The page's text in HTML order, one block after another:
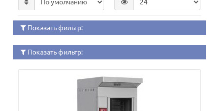
Показать фильтр:
Показать фильтр: